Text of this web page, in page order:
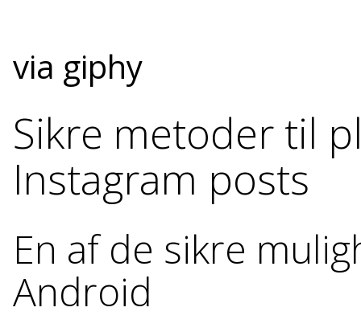
via giphy
Sikre metoder til
Instagram posts
En af de sikre
Android